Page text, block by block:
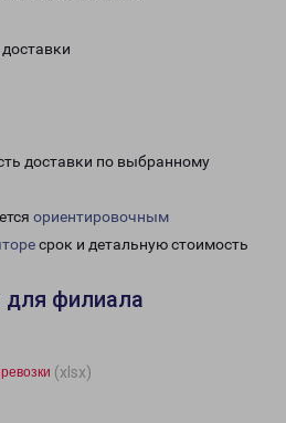
доставки по выбранному
ориентировочным
срок и детальную стоимость
филиала
(xlsx)